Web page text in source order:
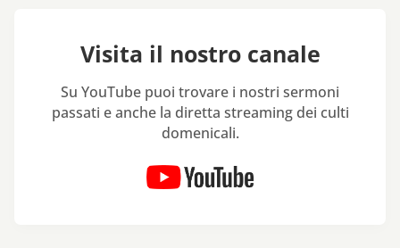
Visita il nostro canale
Su YouTube puoi trovare i nostri sermoni
passati e anche la diretta streaming dei culti
domenicali.